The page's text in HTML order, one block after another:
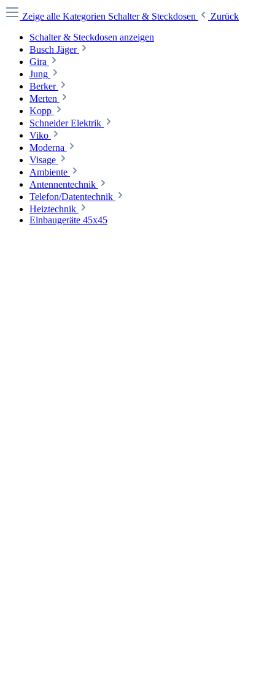
Zeige alle Kategorien Schalter & Steckdosen
Zurück
Schalter & Steckdosen anzeigen
Busch Jäger
Gira
Jung
Berker
Merten
Kopp
Schneider Elektrik
Viko
Moderna
Visage
Ambiente
Antennentechnik
Telefon/Datentechnik
Heiztechnik
Einbaugeräte 45x45